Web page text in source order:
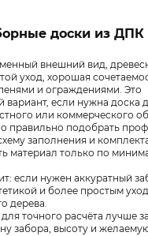
доски из ДПК
внешний вид,
уход, хорошая
и ограждениями. Это
вариант, если нужна доска
или коммерческого
правильно подобрать
заполнения и
материал только по
если нужен аккуратный
и более простым
дерева.
точного расчёта лучше
забора, высоту и